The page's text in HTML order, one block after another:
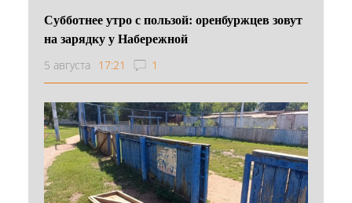
Субботнее утро с пользой: оренбуржцев зовут
на зарядку у Набережной
5 августа 17:21 1